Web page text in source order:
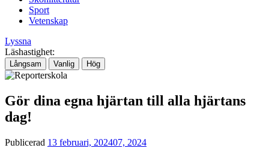
Sport
Vetenskap
Lyssna
Läshastighet:
Långsam Vanlig Hög
Gör dina egna hjärtan till alla hjärtans
dag!
Publicerad 13 februari, 202407, 2024